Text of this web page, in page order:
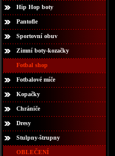
Hip Hop boty
Pantofle
Sportovní obuv
Zimní boty-kozačky
Fotbal shop
Fotbalové míče
Kopačky
Chrániče
Dresy
Stulpny-štrupny
OBLEČENÍ